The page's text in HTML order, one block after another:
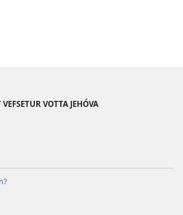
VOTTA JEHÓVA